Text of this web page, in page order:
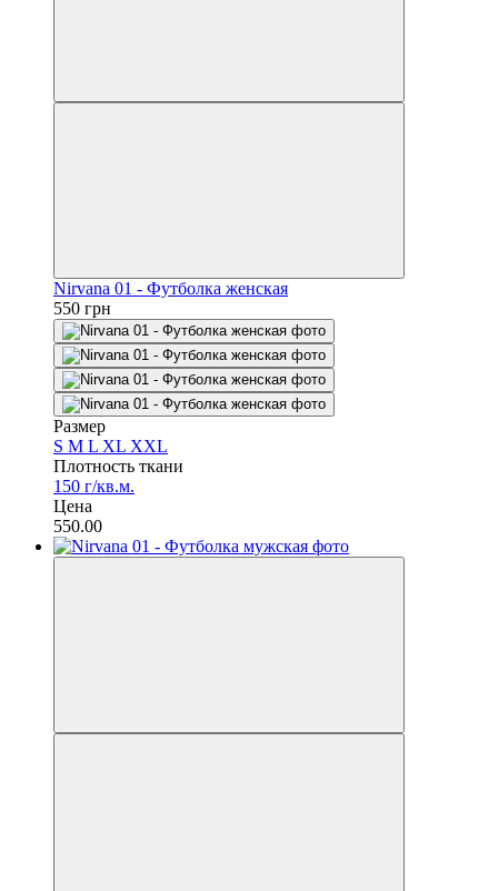
Nirvana 01 - Футболка женская
550 грн
Размер
S M L XL XXL
Плотность ткани
150 г/кв.м.
Цена
550.00